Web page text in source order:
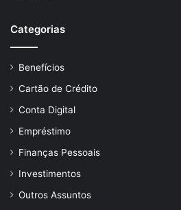
Categorias
Benefícios
Cartão de Crédito
Conta Digital
Empréstimo
Finanças Pessoais
Investimentos
Outros Assuntos